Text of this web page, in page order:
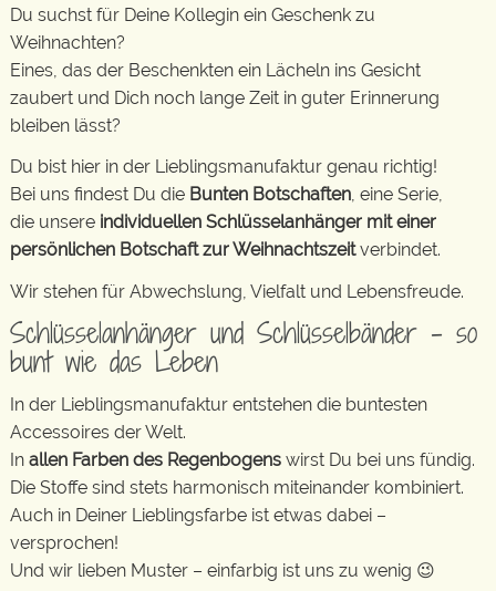
Du suchst für Deine Kollegin ein Geschenk zu
Weihnachten?
Eines, das der Beschenkten ein Lächeln ins Gesicht
zaubert und Dich noch lange Zeit in guter Erinnerung
bleiben lässt?
Du bist hier in der Lieblingsmanufaktur genau richtig!
Bei uns findest Du die Bunten Botschaften, eine Serie,
die unsere individuellen Schlüsselanhänger mit einer
persönlichen Botschaft zur Weihnachtszeitverbindet.
Wir stehen für Abwechslung, Vielfalt und Lebensfreude.
Schlüsselanhänger und Schlüsselbänder – so
bunt wie das Leben
In der Lieblingsmanufaktur entstehen die buntesten
Accessoires der Welt.
In allen Farben des Regenbogens wirst Du bei uns fündig.
Die Stoffe sind stets harmonisch miteinander kombiniert.
Auch in Deiner Lieblingsfarbe ist etwas dabei –
versprochen!
Und wir lieben Muster – einfarbig ist uns zu wenig 😉